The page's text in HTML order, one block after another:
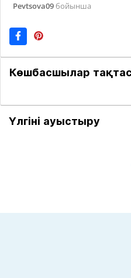
Pevtsova09бойынша
Көшбасшылар
Үлгіні ауыстыру